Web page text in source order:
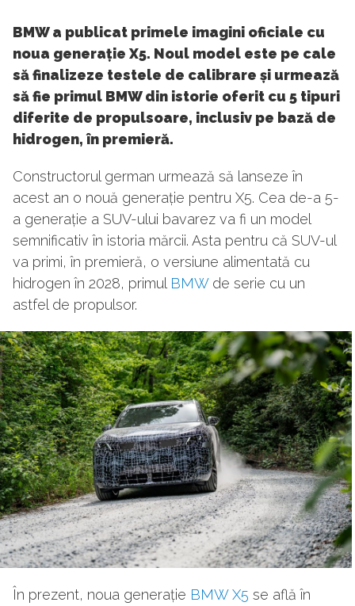
BMW a publicat primele imagini oficiale cu
noua generație X5. Noul model este pe cale
să finalizeze testele de calibrare și urmează
să fie primul BMW din istorie oferit cu 5 tipuri
diferite de propulsoare, inclusiv pe bază de
hidrogen, în premieră.
Constructorul german urmează să lanseze în
acest an o nouă generație pentru X5. Cea de-a 5-
a generație a SUV-ului bavarez va fi un model
semnificativ în istoria mărcii. Asta pentru că SUV-ul
va primi, în premieră, o versiune alimentată cu
hidrogen în 2028, primul BMWde serie cu un
astfel de propulsor.
În prezent, noua generație BMW X5 se află în